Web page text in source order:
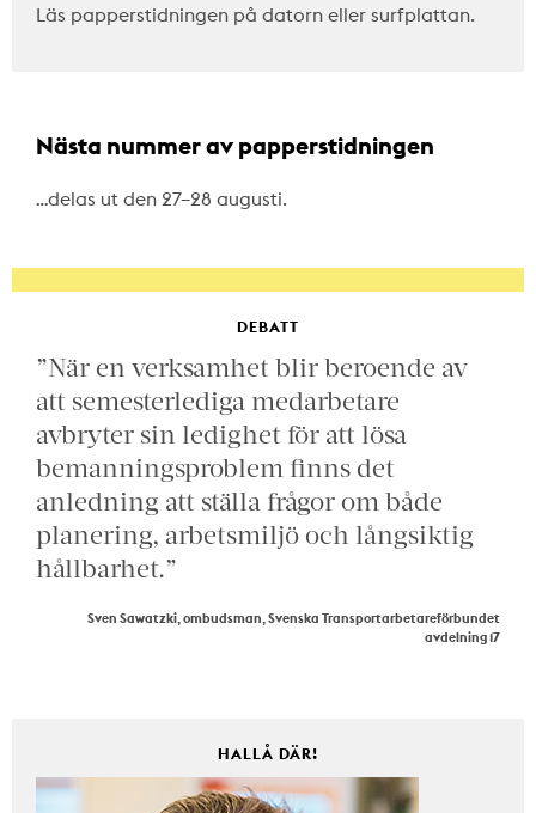
Läs papperstidningen på datorn eller surfplattan.
Nästa nummer av papperstidningen
…delas ut den 27–28 augusti.
DEBATT
”När en verksamhet blir beroende av
att semesterlediga medarbetare
avbryter sin ledighet för att lösa
bemanningsproblem finns det
anledning att ställa frågor om både
planering, arbetsmiljö och långsiktig
hållbarhet.”
Sven Sawatzki, ombudsman, Svenska Transportarbetareförbundet
avdelning 17
HALLÅ DÄR!